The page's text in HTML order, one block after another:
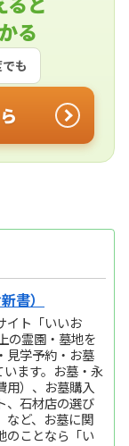
る
も
書）
イト「いいお
の霊園・墓地を
見学予約・お墓
ます。お墓・永
用）、お墓購入
、石材店の選び
など、お墓に関
のことなら「い